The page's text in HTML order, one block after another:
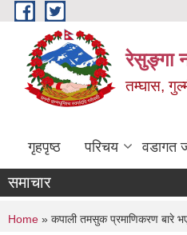
Skip to main content
रेसुङ्गा
तम्घास,
गृहपृष्ठ परिचय वडागत
समाचार
You are here
Home » कपाली तमसुक प्रमाणिकरण बारे